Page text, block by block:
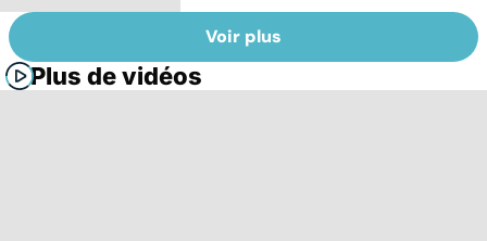
Voir plus
Plus de vidéos